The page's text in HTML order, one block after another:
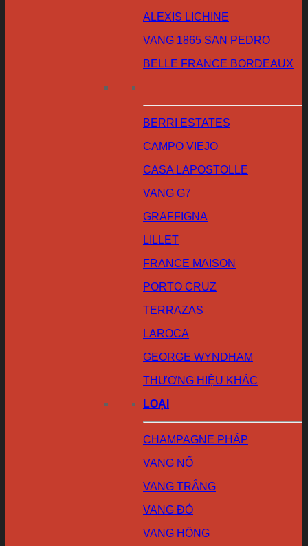
ALEXIS LICHINE
VANG 1865 SAN PEDRO
BELLE FRANCE BORDEAUX
BERRI ESTATES
CAMPO VIEJO
CASA LAPOSTOLLE
VANG G7
GRAFFIGNA
LILLET
FRANCE MAISON
PORTO CRUZ
TERRAZAS
LAROCA
GEORGE WYNDHAM
THƯƠNG HIỆU KHÁC
LOẠI
CHAMPAGNE PHÁP
VANG NỔ
VANG TRẮNG
VANG ĐỎ
VANG HỒNG